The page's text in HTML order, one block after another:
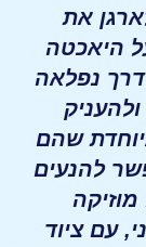
את
היאכטה
נפלאה
שהם
להנעים
עם ציוד